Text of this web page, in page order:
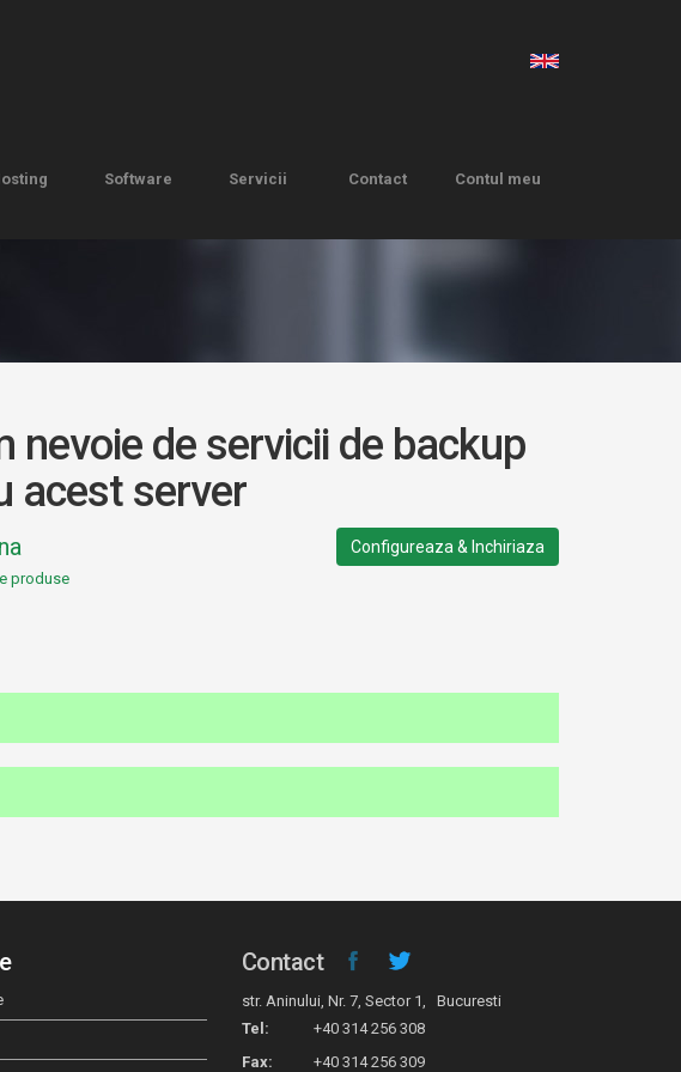
Software Servicii Contact Contul meu
nevoie de servicii de backup
acest server
Configureaza & Inchiriaza
produse
Contact
str. Aninului, Nr. 7, Sector 1, Bucuresti
Tel:
+40 314 256 308
Fax:
+40 314 256 309